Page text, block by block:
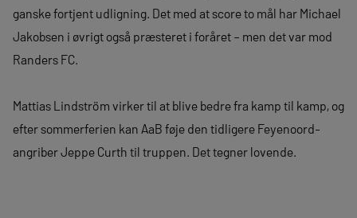
ganske fortjent udligning. Det med at score to mål har Michael
Jakobsen i øvrigt også præsteret i foråret – men det var mod
Randers FC.
Mattias Lindström virker til at blive bedre fra kamp til kamp, og
efter sommerferien kan AaB føje den tidligere Feyenoord-
angriber Jeppe Curth til truppen. Det tegner lovende.